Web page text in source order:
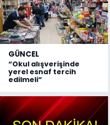
GÜNCEL
“Okul alışverişinde
yerel esnaf tercih
edilmeli”